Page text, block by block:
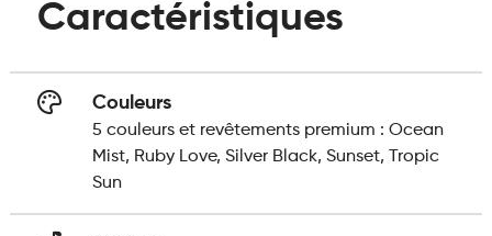
Caractéristiques
Couleurs
5 couleurs et revêtements premium : Ocean
Mist, Ruby Love, Silver Black, Sunset, Tropic
Sun